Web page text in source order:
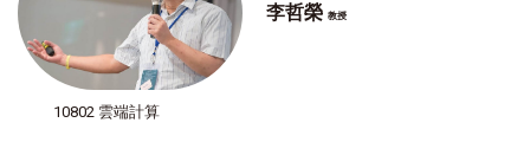
李哲榮 教授
10802 雲端計算